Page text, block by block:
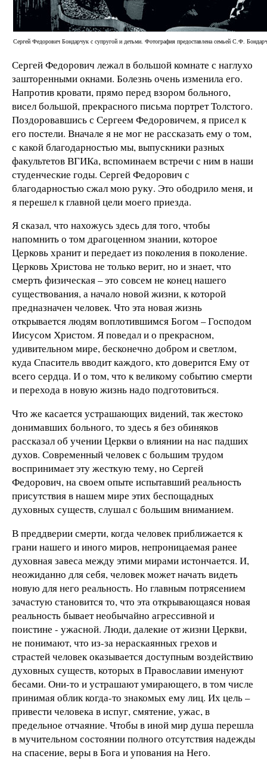
Сергей Федорович Бондарчук с супругой и детьми. Фотография предоставлена семьей С.Ф.
Сергей Федорович лежал в большой комнате с наглухо
зашторенными окнами. Болезнь очень изменила его.
Напротив кровати, прямо перед взором больного,
висел большой, прекрасного письма портрет Толстого.
Поздоровавшись с Сергеем Федоровичем, я присел к
его постели. Вначале я не мог не рассказать ему о том,
с какой благодарностью мы, выпускники разных
факультетов ВГИКа, вспоминаем встречи с ним в наши
студенческие годы. Сергей Федорович с
благодарностью сжал мою руку. Это ободрило меня, и
я перешел к главной цели моего приезда.
Я сказал, что нахожусь здесь для того, чтобы
напомнить о том драгоценном знании, которое
Церковь хранит и передает из поколения в поколение.
Церковь Христова не только верит, но и знает, что
смерть физическая – это совсем не конец нашего
существования, а начало новой жизни, к которой
предназначен человек. Что эта новая жизнь
открывается людям воплотившимся Богом – Господом
Иисусом Христом. Я поведал и о прекрасном,
удивительном мире, бесконечно добром и светлом,
куда Спаситель вводит каждого, кто доверится Ему от
всего сердца. И о том, что к великому событию смерти
и перехода в новую жизнь надо подготовиться.
Что же касается устрашающих видений, так жестоко
донимавших больного, то здесь я без обиняков
рассказал об учении Церкви о влиянии на нас падших
духов. Современный человек с большим трудом
воспринимает эту жесткую тему, но Сергей
Федорович, на своем опыте испытавший реальность
присутствия в нашем мире этих беспощадных
духовных существ, слушал с большим вниманием.
В преддверии смерти, когда человек приближается к
грани нашего и иного миров, непроницаемая ранее
духовная завеса между этими мирами истончается. И,
неожиданно для себя, человек может начать видеть
новую для него реальность. Но главным потрясением
зачастую становится то, что эта открывающаяся новая
реальность бывает необычайно агрессивной и
поистине - ужасной. Люди, далекие от жизни Церкви,
не понимают, что из-за нераскаянных грехов и
страстей человек оказывается доступным воздействию
духовных существ, которых в Православии именуют
бесами. Они-то и устрашают умирающего, в том числе
принимая облик когда-то знакомых ему лиц. Их цель –
привести человека в испуг, смятение, ужас, в
предельное отчаяние. Чтобы в иной мир душа перешла
в мучительном состоянии полного отсутствия надежды
на спасение, веры в Бога и упования на Него.